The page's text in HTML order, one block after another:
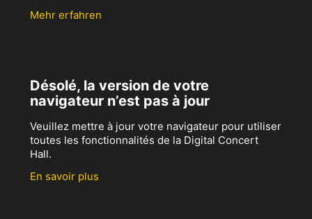
Mehr erfahren
Désolé, la version de votre
navigateur n’est pas à jour
Veuillez mettre à jour votre navigateur pour utiliser
toutes les fonctionnalités de la Digital Concert
Hall.
En savoir plus